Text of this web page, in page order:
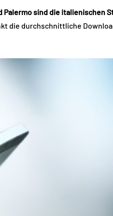
Palermo sind die italienischen
die durchschnittliche